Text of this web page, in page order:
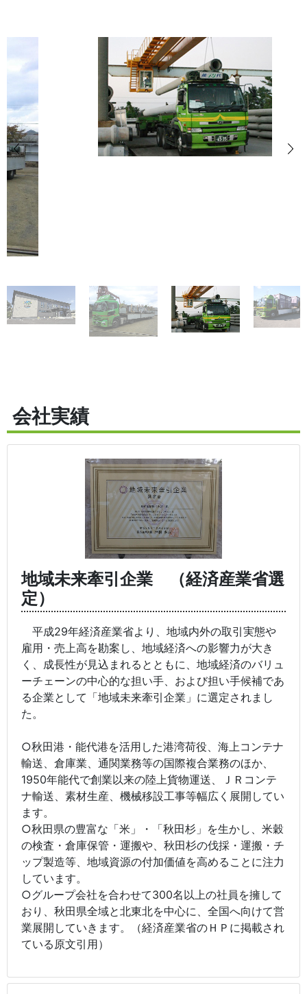
会社実績
地域未来牽引企業 （経済産業省選
定）
平成29年経済産業省より、地域内外の取引実態や
雇用・売上高を勘案し、地域経済への影響力が大き
く、成長性が見込まれるとともに、地域経済のバリュ
ーチェーンの中心的な担い手、および担い手候補であ
る企業として「地域未来牽引企業」に選定されまし
た。
○秋田港・能代港を活用した港湾荷役、海上コンテナ
輸送、倉庫業、通関業務等の国際複合業務のほか、
1950年能代で創業以来の陸上貨物運送、ＪＲコンテ
ナ輸送、素材生産、機械移設工事等幅広く展開してい
ます。
○秋田県の豊富な「米」・「秋田杉」を生かし、米穀
の検査・倉庫保管・運搬や、秋田杉の伐採・運搬・チ
ップ製造等、地域資源の付加価値を高めることに注力
しています。
○グループ会社を合わせて300名以上の社員を擁して
おり、秋田県全域と北東北を中心に、全国へ向けて営
業展開していきます。（経済産業省のＨＰに掲載され
ている原文引用）